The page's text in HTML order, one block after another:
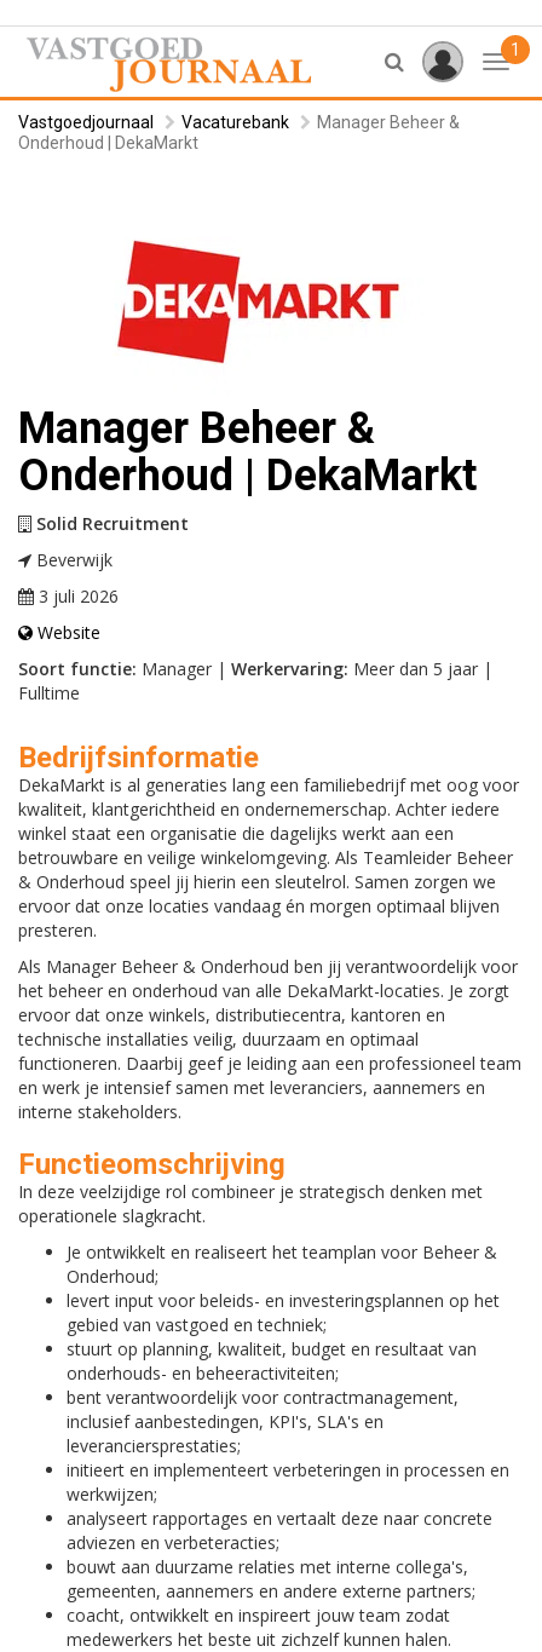
1
Vastgoedjournaal Vacaturebank
Manager Beheer &
Onderhoud | DekaMarkt
Manager Beheer &
Onderhoud | DekaMarkt
Solid Recruitment
Beverwijk
3 juli 2026
Website
Soort functie: Manager | Werkervaring: Meer dan 5 jaar |
Fulltime
Bedrijfsinformatie
DekaMarkt is al generaties lang een familiebedrijf met oog voor
kwaliteit, klantgerichtheid en ondernemerschap. Achter iedere
winkel staat een organisatie die dagelijks werkt aan een
betrouwbare en veilige winkelomgeving. Als Teamleider Beheer
& Onderhoud speel jij hierin een sleutelrol. Samen zorgen we
ervoor dat onze locaties vandaag én morgen optimaal blijven
presteren.
Als Manager Beheer & Onderhoud ben jij verantwoordelijk voor
het beheer en onderhoud van alle DekaMarkt-locaties. Je zorgt
ervoor dat onze winkels, distributiecentra, kantoren en
technische installaties veilig, duurzaam en optimaal
functioneren. Daarbij geef je leiding aan een professioneel team
en werk je intensief samen met leveranciers, aannemers en
interne stakeholders.
Functieomschrijving
In deze veelzijdige rol combineer je strategisch denken met
operationele slagkracht.
Je ontwikkelt en realiseert het teamplan voor Beheer &
Onderhoud;
levert input voor beleids- en investeringsplannen op het
gebied van vastgoed en techniek;
stuurt op planning, kwaliteit, budget en resultaat van
onderhouds- en beheeractiviteiten;
bent verantwoordelijk voor contractmanagement,
inclusief aanbestedingen, KPI's, SLA's en
leveranciersprestaties;
initieert en implementeert verbeteringen in processen en
werkwijzen;
analyseert rapportages en vertaalt deze naar concrete
adviezen en verbeteracties;
bouwt aan duurzame relaties met interne collega's,
gemeenten, aannemers en andere externe partners;
coacht, ontwikkelt en inspireert jouw team zodat
medewerkers het beste uit zichzelf kunnen halen.